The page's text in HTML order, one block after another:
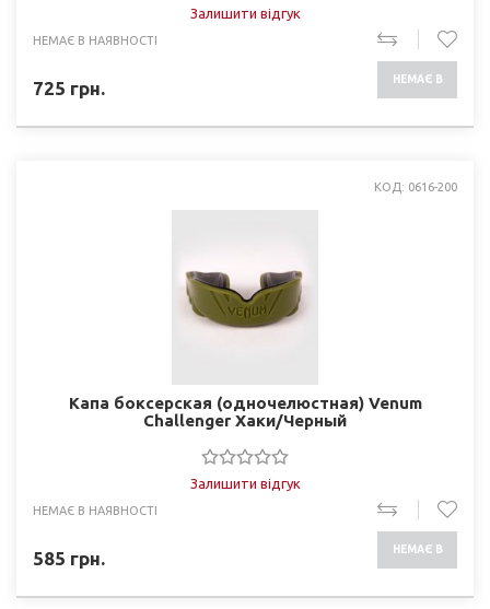
Залишити відгук
НЕМАЄ В НАЯВНОСТІ
725 грн. НЕМАЄ В
КОД: 0616-200
Капа боксерская (одночелюстная) Venum
Challenger Хаки/Черный
Залишити відгук
НЕМАЄ В НАЯВНОСТІ
585 грн. НЕМАЄ В